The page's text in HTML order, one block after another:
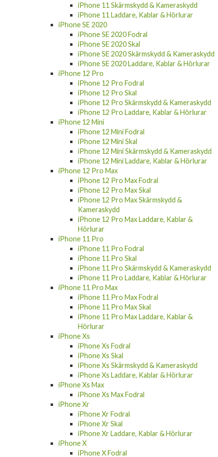
iPhone 11 Skärmskydd & Kameraskydd
iPhone 11 Laddare, Kablar & Hörlurar
iPhone SE 2020
iPhone SE 2020 Fodral
iPhone SE 2020 Skal
iPhone SE 2020 Skärmskydd & Kameraskydd
iPhone SE 2020 Laddare, Kablar & Hörlurar
iPhone 12 Pro
iPhone 12 Pro Fodral
iPhone 12 Pro Skal
iPhone 12 Pro Skärmskydd & Kameraskydd
iPhone 12 Pro Laddare, Kablar & Hörlurar
iPhone 12 Mini
iPhone 12 Mini Fodral
iPhone 12 Mini Skal
iPhone 12 Mini Skärmskydd & Kameraskydd
iPhone 12 Mini Laddare, Kablar & Hörlurar
iPhone 12 Pro Max
iPhone 12 Pro Max Fodral
iPhone 12 Pro Max Skal
iPhone 12 Pro Max Skärmskydd &
Kameraskydd
iPhone 12 Pro Max Laddare, Kablar &
Hörlurar
iPhone 11 Pro
iPhone 11 Pro Fodral
iPhone 11 Pro Skal
iPhone 11 Pro Skärmskydd & Kameraskydd
iPhone 11 Pro Laddare, Kablar & Hörlurar
iPhone 11 Pro Max
iPhone 11 Pro Max Fodral
iPhone 11 Pro Max Skal
iPhone 11 Pro Max Laddare, Kablar &
Hörlurar
iPhone Xs
iPhone Xs Fodral
iPhone Xs Skal
iPhone Xs Skärmskydd & Kameraskydd
iPhone Xs Laddare, Kablar & Hörlurar
iPhone Xs Max
iPhone Xs Max Fodral
iPhone Xr
iPhone Xr Fodral
iPhone Xr Skal
iPhone Xr Laddare, Kablar & Hörlurar
iPhone X
iPhone X Fodral